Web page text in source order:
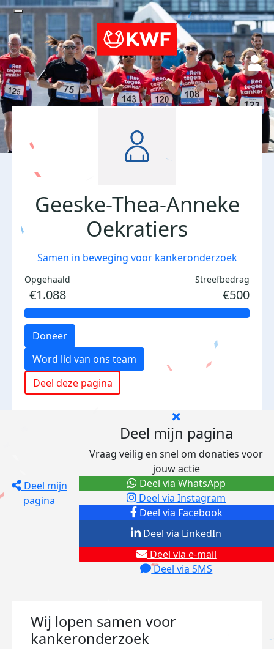
Geeske-Thea-Anneke
Oekratiers
Samen in beweging voor kankeronderzoek
Opgehaald
€1.088
Streefbedrag
€500
Doneer
Word lid van ons team
Deel deze pagina
Deel mijn
pagina
Deel mijn pagina
Vraag veilig en snel om donaties voor
jouw actie
Deel via Facebook
Deel via Instagram
Deel via e-mail
Deel via SMS
Deel via LinkedIn
Deel via WhatsApp
Wij lopen samen voor
kankeronderzoek